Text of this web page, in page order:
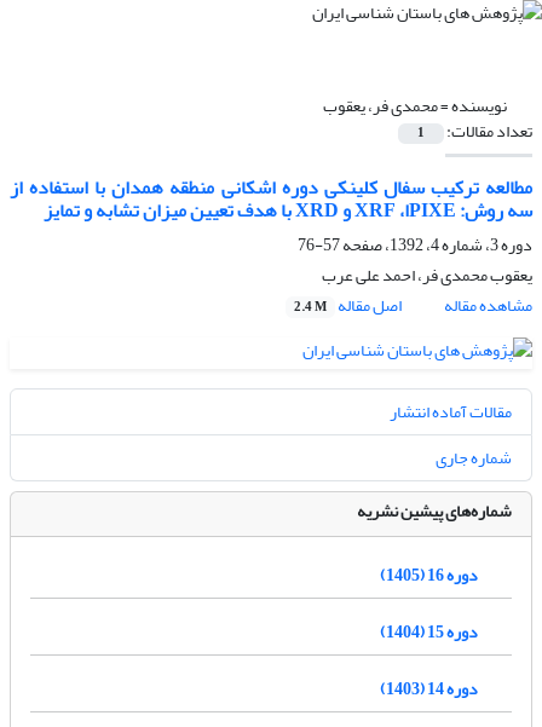
نویسنده =محمدی فر، یعقوب
تعداد مقالات: 1
مطالعه ترکیب سفال کلینکی دوره اشکانی منطقه همدان با استفاده از
سه روش: PIXEا، XRF و XRD با هدف تعیین میزان تشابه و تمایز
دوره 3، شماره 4، 1392، صفحه
57-76
یعقوب محمدی فر، احمد علی عرب
مشاهده مقاله
اصل مقاله 2.4 M
مقالات آماده انتشار
شماره جاری
شماره‌های پیشین نشریه
دوره 16 (1405)
دوره 15 (1404)
دوره 14 (1403)